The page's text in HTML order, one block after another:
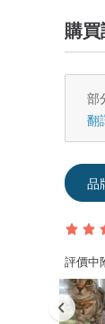
購
部
翻
品
評價中